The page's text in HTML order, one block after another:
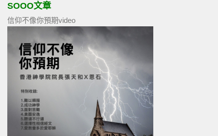
SOOO文章
信仰不像你預期video